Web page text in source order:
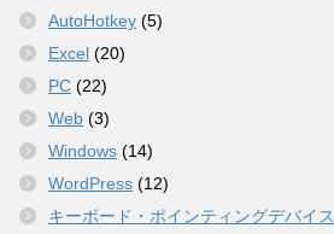
AutoHotkey (5)
Excel (20)
PC (22)
Web (3)
Windows (14)
WordPress (12)
キーボード・ポインティングデバイス